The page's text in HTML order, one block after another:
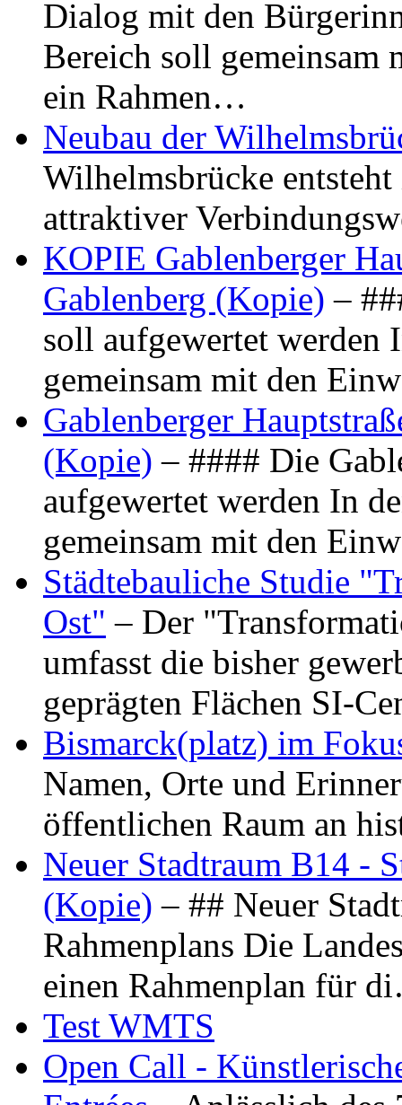
Dialog mit den
Bereich soll gemeinsam
ein Rahmen…
Neubau der
Wilhelmsbrücke
attraktiver
KOPIE Gablenberger
Gablenberg (Kopie) –
soll aufgewertet werden
gemeinsam mit den
Gablenberger
(Kopie) – #### Die
aufgewertet werden In
gemeinsam mit den
Städtebauliche Studie
Ost" – Der
umfasst die bisher
geprägten Flächen SI-
Bismarck(platz) im
Namen, Orte und
öffentlichen Raum an
Neuer Stadtraum B14 -
(Kopie) – ## Neuer
Rahmenplans Die
einen Rahmenplan für
Test WMTS
Open Call -